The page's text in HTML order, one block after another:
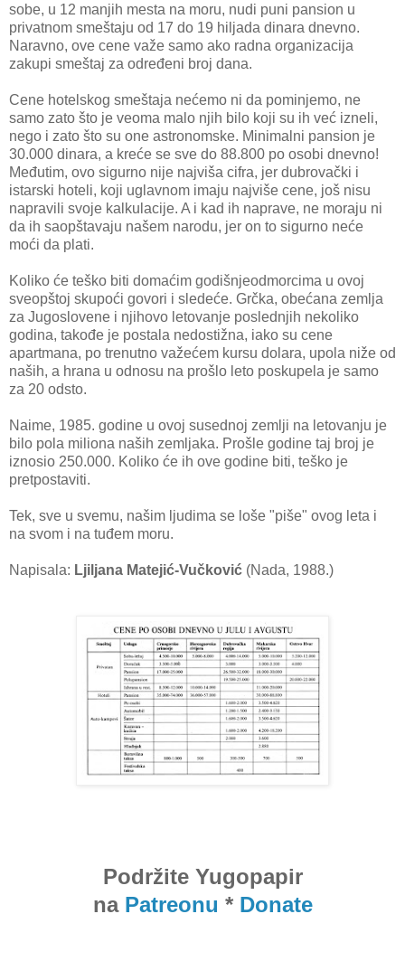
sobe, u 12 manjih mesta na moru, nudi puni pansion u
privatnom smeštaju od 17 do 19 hiljada dinara dnevno.
Naravno, ove cene važe samo ako radna organizacija
zakupi smeštaj za određeni broj dana.
Cene hotelskog smeštaja nećemo ni da pominjemo, ne
samo zato što je veoma malo njih bilo koji su ih već izneli,
nego i zato što su one astronomske. Minimalni pansion je
30.000 dinara, a kreće se sve do 88.800 po osobi dnevno!
Međutim, ovo sigurno nije najviša cifra, jer dubrovački i
istarski hoteli, koji uglavnom imaju najviše cene, još nisu
napravili svoje kalkulacije. A i kad ih naprave, ne moraju ni
da ih saopštavaju našem narodu, jer on to sigurno neće
moći da plati.
Koliko će teško biti domaćim godišnjeodmorcima u ovoj
sveopštoj skupoći govori i sledeće. Grčka, obećana zemlja
za Jugoslovene i njihovo letovanje poslednjih nekoliko
godina, takođe je postala nedostižna, iako su cene
apartmana, po trenutno važećem kursu dolara, upola niže od
naših, a hrana u odnosu na prošlo leto poskupela je samo
za 20 odsto.
Naime, 1985. godine u ovoj susednoj zemlji na letovanju je
bilo pola miliona naših zemljaka. Prošle godine taj broj je
iznosio 250.000. Koliko će ih ove godine biti, teško je
pretpostaviti.
Tek, sve u svemu, našim ljudima se loše "piše" ovog leta i
na svom i na tuđem moru.
Napisala: Ljiljana Matejić-Vučković (Nada, 1988.)
Podržite Yugopapir
na Patreonu * Donate